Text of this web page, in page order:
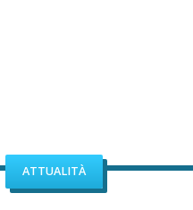
ATTUALITÀ